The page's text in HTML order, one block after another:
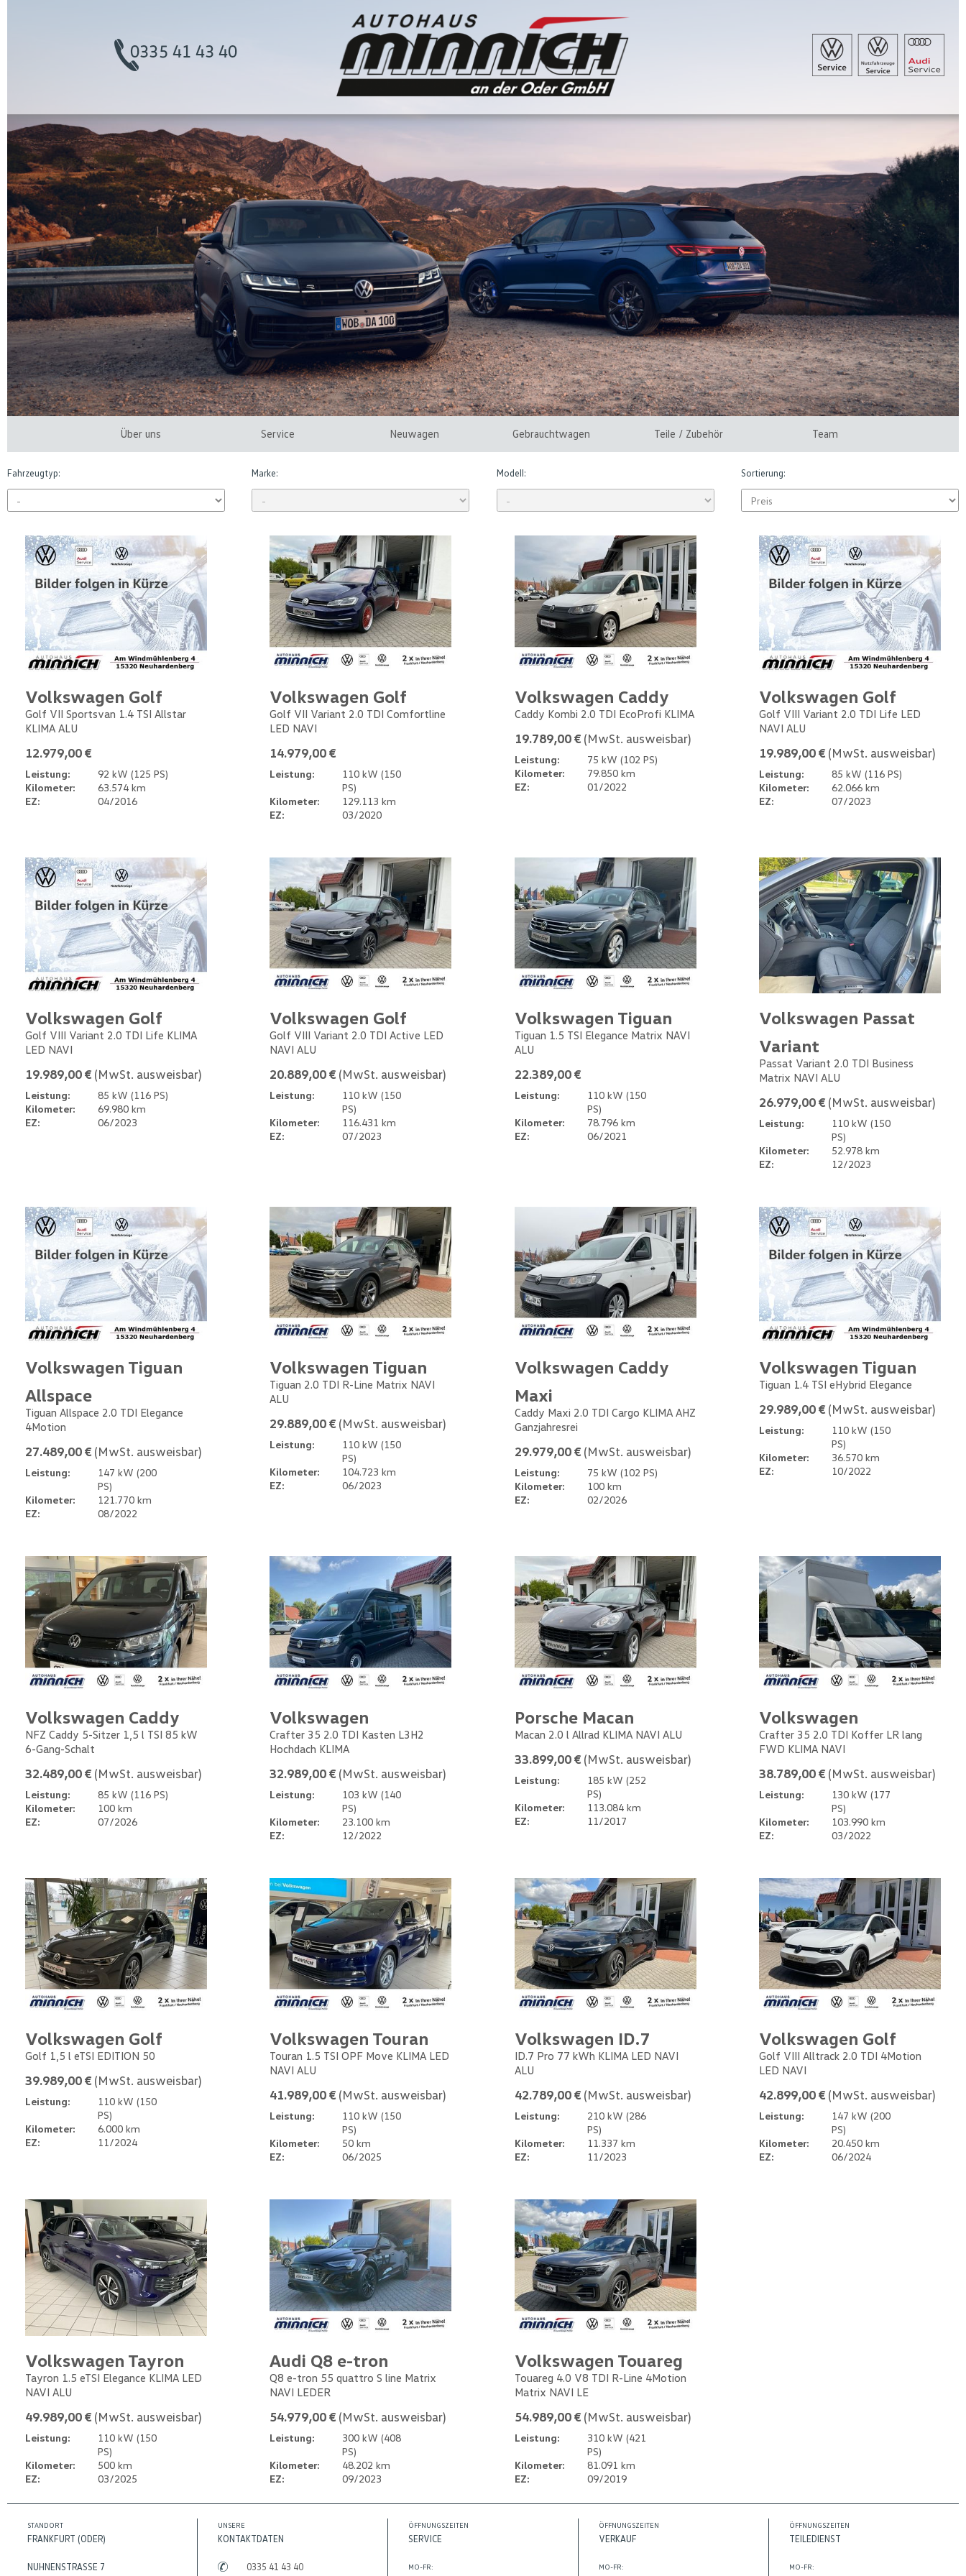
Über uns Service Neuwagen Gebrauchtwagen Teile / Zubehör Team
Fahrzeugtyp: Marke: Modell: Sortierung:
Volkswagen Golf
Golf VII Sportsvan 1.4 TSI Allstar
KLIMA ALU
12.979,00 €
Leistung:
92 kW (125 PS)
Kilometer:
63.574 km
EZ:
04/2016
Volkswagen Golf
Golf VII Variant 2.0 TDI Comfortline
LED NAVI
14.979,00 €
Leistung:
110 kW (150
PS)
Kilometer:
129.113 km
EZ:
03/2020
Volkswagen Caddy
Caddy Kombi 2.0 TDI EcoProfi KLIMA
19.789,00 € (MwSt. ausweisbar)
Leistung:
75 kW (102 PS)
Kilometer:
79.850 km
EZ:
01/2022
Volkswagen Golf
Golf VIII Variant 2.0 TDI Life LED
NAVI ALU
19.989,00 € (MwSt. ausweisbar)
Leistung:
85 kW (116 PS)
Kilometer:
62.066 km
EZ:
07/2023
Volkswagen Golf
Golf VIII Variant 2.0 TDI Life KLIMA
LED NAVI
19.989,00 € (MwSt. ausweisbar)
Leistung:
85 kW (116 PS)
Kilometer:
69.980 km
EZ:
06/2023
Volkswagen Golf
Golf VIII Variant 2.0 TDI Active LED
NAVI ALU
20.889,00 € (MwSt. ausweisbar)
Leistung:
110 kW (150
PS)
Kilometer:
116.431 km
EZ:
07/2023
Volkswagen Tiguan
Tiguan 1.5 TSI Elegance Matrix NAVI
ALU
22.389,00 €
Leistung:
110 kW (150
PS)
Kilometer:
78.796 km
EZ:
06/2021
Volkswagen Passat
Variant
Passat Variant 2.0 TDI Business
Matrix NAVI ALU
26.979,00 € (MwSt. ausweisbar)
Leistung:
110 kW (150
PS)
Kilometer:
52.978 km
EZ:
12/2023
Volkswagen Tiguan
Allspace
Tiguan Allspace 2.0 TDI Elegance
4Motion
27.489,00 € (MwSt. ausweisbar)
Leistung:
147 kW (200
PS)
Kilometer:
121.770 km
EZ:
08/2022
Volkswagen Tiguan
Tiguan 2.0 TDI R-Line Matrix NAVI
ALU
29.889,00 € (MwSt. ausweisbar)
Leistung:
110 kW (150
PS)
Kilometer:
104.723 km
EZ:
06/2023
Volkswagen Caddy
Maxi
Caddy Maxi 2.0 TDI Cargo KLIMA AHZ
Ganzjahresrei
29.979,00 € (MwSt. ausweisbar)
Leistung:
75 kW (102 PS)
Kilometer:
100 km
EZ:
02/2026
Volkswagen Tiguan
Tiguan 1.4 TSI eHybrid Elegance
29.989,00 € (MwSt. ausweisbar)
Leistung:
110 kW (150
PS)
Kilometer:
36.570 km
EZ:
10/2022
Volkswagen Caddy
NFZ Caddy 5-Sitzer 1,5 l TSI 85 kW
6-Gang-Schalt
32.489,00 € (MwSt. ausweisbar)
Leistung:
85 kW (116 PS)
Kilometer:
100 km
EZ:
07/2026
Volkswagen
Crafter 35 2.0 TDI Kasten L3H2
Hochdach KLIMA
32.989,00 € (MwSt. ausweisbar)
Leistung:
103 kW (140
PS)
Kilometer:
23.100 km
EZ:
12/2022
Porsche Macan
Macan 2.0 l Allrad KLIMA NAVI ALU
33.899,00 € (MwSt. ausweisbar)
Leistung:
185 kW (252
PS)
Kilometer:
113.084 km
EZ:
11/2017
Volkswagen
Crafter 35 2.0 TDI Koffer LR lang
FWD KLIMA NAVI
38.789,00 € (MwSt. ausweisbar)
Leistung:
130 kW (177
PS)
Kilometer:
103.990 km
EZ:
03/2022
Volkswagen Golf
Golf 1,5 l eTSI EDITION 50
39.989,00 € (MwSt. ausweisbar)
Leistung:
110 kW (150
PS)
Kilometer:
6.000 km
EZ:
11/2024
Volkswagen Touran
Touran 1.5 TSI OPF Move KLIMA LED
NAVI ALU
41.989,00 € (MwSt. ausweisbar)
Leistung:
110 kW (150
PS)
Kilometer:
50 km
EZ:
06/2025
Volkswagen ID.7
ID.7 Pro 77 kWh KLIMA LED NAVI
ALU
42.789,00 € (MwSt. ausweisbar)
Leistung:
210 kW (286
PS)
Kilometer:
11.337 km
EZ:
11/2023
Volkswagen Golf
Golf VIII Alltrack 2.0 TDI 4Motion
LED NAVI
42.899,00 € (MwSt. ausweisbar)
Leistung:
147 kW (200
PS)
Kilometer:
20.450 km
EZ:
06/2024
Volkswagen Tayron
Tayron 1.5 eTSI Elegance KLIMA LED
NAVI ALU
49.989,00 € (MwSt. ausweisbar)
Leistung:
110 kW (150
PS)
Kilometer:
500 km
EZ:
03/2025
Audi Q8 e-tron
Q8 e-tron 55 quattro S line Matrix
NAVI LEDER
54.979,00 € (MwSt. ausweisbar)
Leistung:
300 kW (408
PS)
Kilometer:
48.202 km
EZ:
09/2023
Volkswagen Touareg
Touareg 4.0 V8 TDI R-Line 4Motion
Matrix NAVI LE
54.989,00 € (MwSt. ausweisbar)
Leistung:
310 kW (421
PS)
Kilometer:
81.091 km
EZ:
09/2019
STANDORT
FRANKFURT (ODER)
NUHNENSTRASSE 7
UNSERE
KONTAKTDATEN
0335 41 43 40
ÖFFNUNGSZEITEN
SERVICE
MO-FR:
ÖFFNUNGSZEITEN
VERKAUF
MO-FR:
ÖFFNUNGSZEITEN
TEILEDIENST
MO-FR: